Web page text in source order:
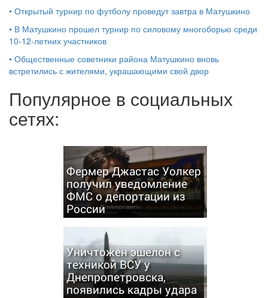
• Открытый турнир по футболу проведут завтра в Матушкино
• В Матушкино прошел турнир по силовому многоборью среди
10-12-летних участников
• Общественные советники района Матушкино вновь
встретились с жителями, украшающими свой двор
Популярное в социальных
сетях:
Фермер Джастас Уолкер
получил уведомление
ФМС о депортации из
России
Уничтожен эшелон с
техникой ВСУ у
Днепропетровска,
появились кадры удара